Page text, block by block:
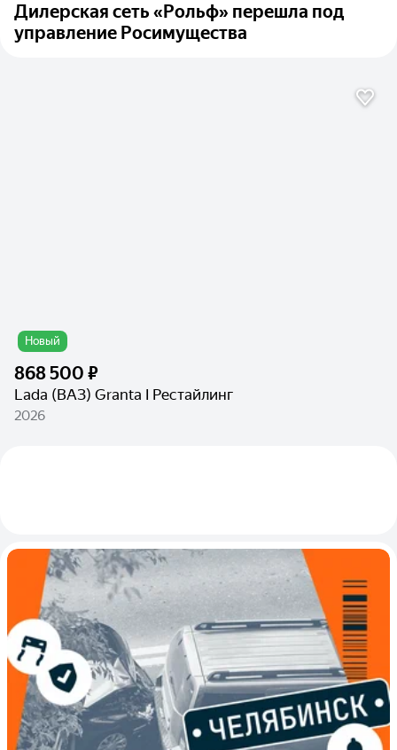
Дилерская сеть «Рольф» перешла под
управление Росимущества
Новый
868 500 ₽
Lada (ВАЗ) Granta I Рестайлинг
2026